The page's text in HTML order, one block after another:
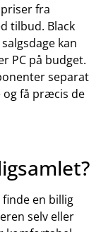
fra
tilbud. Black
kan
PC på budget.
separat
og få præcis de
en billig
selv eller